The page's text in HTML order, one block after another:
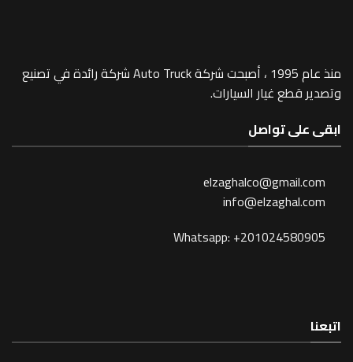
منذ عام 1995 ، أصبحت شركة Auto Truck شركة رائدة في تصنيع
وتصدير قطع غيار السيارات.
ابقى على تواصل
elzaghalco@gmail.com
info@elzaghal.com
Whatsapp: +201024580905
اتبعنا